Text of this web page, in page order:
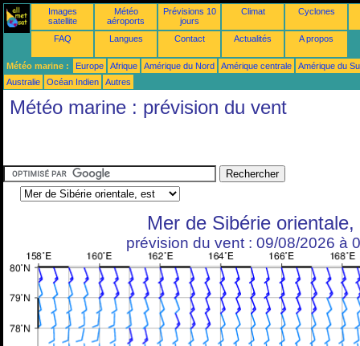
Images
satellite
Météo
aéroports
Prévisions 10
jours
Climat Cyclones
FAQ Langues Contact Actualités A propos
Météo marine : Europe Afrique Amérique du Nord Amérique centrale
Amérique du
Australie
Océan Indien Autres
Météo marine : prévision du vent
Mer de Sibérie orientale,
prévision du vent : 09/08/2026 à